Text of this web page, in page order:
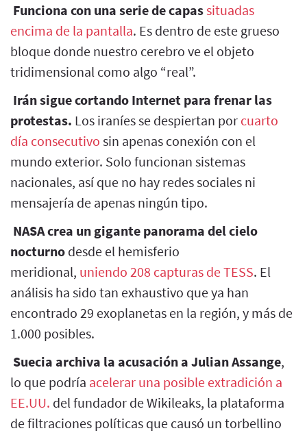
Funciona con una serie de capassituadas
encima de la pantalla. Es dentro de este grueso
bloque donde nuestro cerebro ve el objeto
tridimensional como algo “real”.
Irán sigue cortando Internet para frenar las
protestas. Los iraníes se despiertan por cuarto
día consecutivo sin apenas conexión con el
mundo exterior. Solo funcionan sistemas
nacionales, así que no hay redes sociales ni
mensajería de apenas ningún tipo.
NASA crea un gigante panorama del cielo
nocturno desde el hemisferio
meridional, uniendo 208 capturas de TESS. El
análisis ha sido tan exhaustivo que ya han
encontrado 29 exoplanetas en la región, y más de
1.000 posibles.
Suecia archiva la acusación a Julian Assange,
lo que podría acelerar una posible extradición a
EE.UU. del fundador de Wikileaks, la plataforma
de filtraciones políticas que causó un torbellino